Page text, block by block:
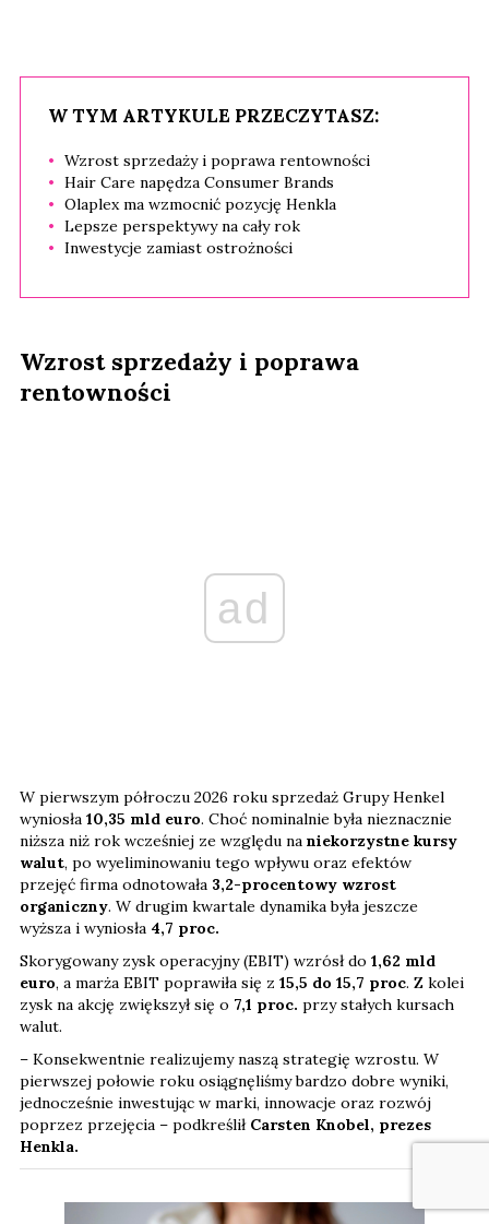
W TYM ARTYKULE PRZECZYTASZ:
Wzrost sprzedaży i poprawa rentowności
Hair Care napędza Consumer Brands
Olaplex ma wzmocnić pozycję Henkla
Lepsze perspektywy na cały rok
Inwestycje zamiast ostrożności
Wzrost sprzedaży i poprawa
rentowności
ad
W pierwszym półroczu 2026 roku sprzedaż Grupy Henkel
wyniosła 10,35 mld euro. Choć nominalnie była nieznacznie
niższa niż rok wcześniej ze względu na niekorzystne kursy
walut, po wyeliminowaniu tego wpływu oraz efektów
przejęć firma odnotowała 3,2-procentowy wzrost
organiczny. W drugim kwartale dynamika była jeszcze
wyższa i wyniosła 4,7 proc.
Skorygowany zysk operacyjny (EBIT) wzrósł do 1,62 mld
euro, a marża EBIT poprawiła się z 15,5 do 15,7 proc. Z kolei
zysk na akcję zwiększył się o 7,1 proc. przy stałych kursach
walut.
– Konsekwentnie realizujemy naszą strategię wzrostu. W
pierwszej połowie roku osiągnęliśmy bardzo dobre wyniki,
jednocześnie inwestując w marki, innowacje oraz rozwój
poprzez przejęcia – podkreślił Carsten Knobel, prezes
Henkla.